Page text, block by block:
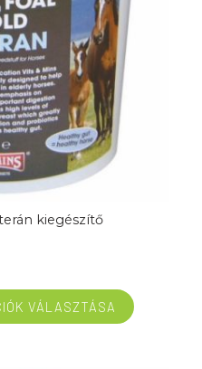
kiegészítő
VÁLASZTÁSA